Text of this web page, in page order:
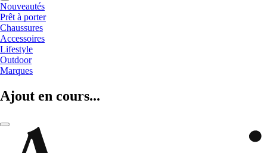
Nouveautés
Prêt à porter
Chaussures
Accessoires
Lifestyle
Outdoor
Marques
Ajout en cours...